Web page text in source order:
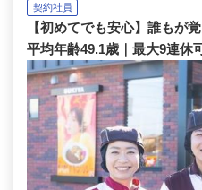
契約社員
【初めてでも安心】誰もが
平均年齢49.1歳｜最大9連休